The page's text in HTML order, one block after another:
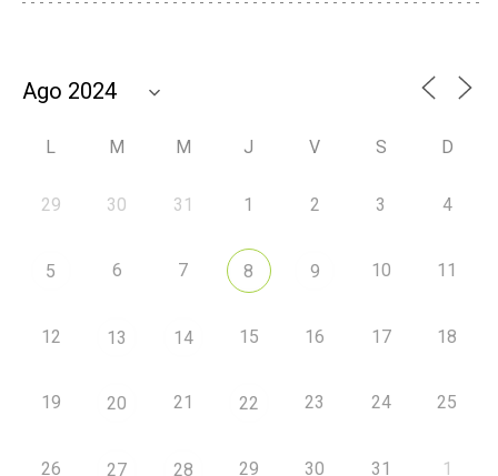
L M M J V S D
29 30 31 1 2 3 4
5 6 7 8 9 10 11
12 13 14 15 16 17 18
19 20 21 22 23 24 25
26 27 28 29 30 31 1